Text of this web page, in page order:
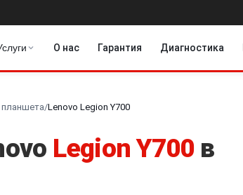
О нас Гарантия Диагностика
/Lenovo Legion Y700
Legion Y700 в